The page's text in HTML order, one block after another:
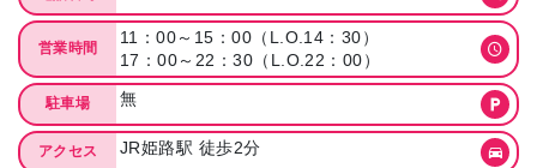
営業時間
11：00～15：00（L.O.14：30）
17：00～22：30（L.O.22：00）
駐車場 無
アクセス JR姫路駅 徒歩2分